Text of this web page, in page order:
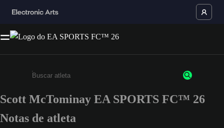
Insira pelo menos 3 caracteres ou números
Scott McTominay EA SPORTS FC™ 26
Notas de atleta